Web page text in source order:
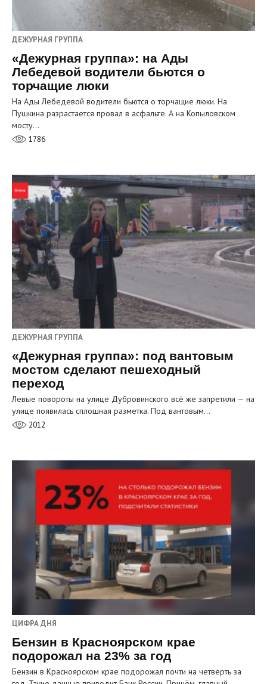
ДЕЖУРНАЯ ГРУППА
«Дежурная группа»: на Ады
Лебедевой водители бьются о
торчащие люки
На Ады Лебедевой водители бьются о торчащие люки. На
Пушкина разрастается провал в асфальте. А на Копыловском
мосту…
1786
ДЕЖУРНАЯ ГРУППА
«Дежурная группа»: под вантовым
мостом сделают пешеходный
переход
Левые повороты на улице Дубровинского всё же запретили — на
улице появилась сплошная разметка. Под вантовым…
2012
ЦИФРА ДНЯ
Бензин в Красноярском крае
подорожал на 23% за год
Бензин в Красноярском крае подорожал почти на четверть за